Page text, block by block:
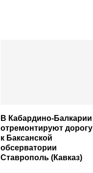
В Кабардино-Балкарии
отремонтируют дорогу
к Баксанской
обсерватории
Ставрополь (Кавказ)